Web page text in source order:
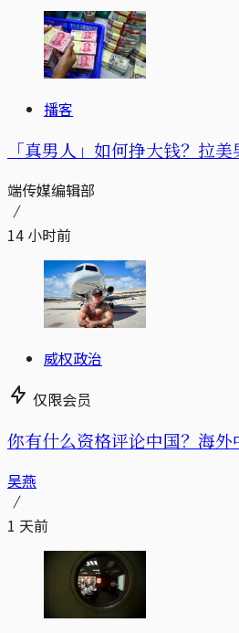
播客
「真男人」如何挣大钱？拉
端传媒编辑部
14 小时前
威权政治
仅限会员
你有什么资格评论中国？海
吴燕
1 天前